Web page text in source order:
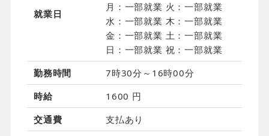
就業日
月：一部就業 火：一部就業
水：一部就業 木：一部就業
金：一部就業 土：一部就業
日：一部就業 祝：一部就業
勤務時間
7時30分～16時00分
時給
1600 円
交通費
支払あり